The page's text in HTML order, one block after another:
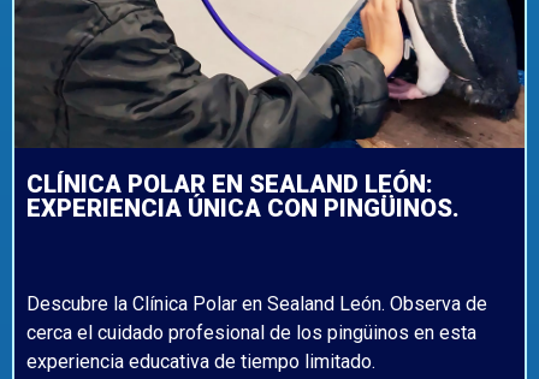
CLÍNICA POLAR EN SEALAND LEÓN:
EXPERIENCIA ÚNICA CON PINGÜINOS.
Descubre la Clínica Polar en Sealand León. Observa de
cerca el cuidado profesional de los pingüinos en esta
experiencia educativa de tiempo limitado.